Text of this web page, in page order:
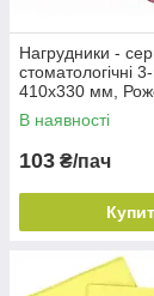
Нагрудники -
стоматологічні
410х330 мм,
уп.
В наявності
103 ₴/пач